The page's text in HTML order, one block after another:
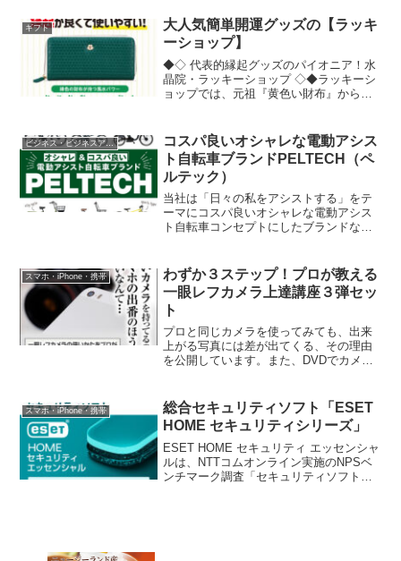
業・開業を応援いたします！ゴルフボー
ルにスタンプが押せる「マイボールスタ
ンプ」も人気です！
ギフト
大人気簡単開運グッズの【ラッキ
ーショップ】
◆◇ 代表的縁起グッズのパイオニア！水
晶院・ラッキーショップ ◇◆ラッキーシ
ョップでは、元祖『黄色い財布』から最
で、金運・財運・開運にまつわる縁起商
品を幅広く企画・販売しています。有名
風水師や専門家が監修する確かな商品力
と、口コミ・体験談による信頼感で、多
くのお客様にご支持いただいています。
ビジネス・ビジネスアイテム
コスパ良いオシャレな電動アシス
ト自転車ブランドPELTECH（ペ
ルテック）
当社は「日々の私をアシストする」をテ
ーマにコスパ良いオシャレな電動アシス
ト自転車コンセプトにしたブランドなり
持てる技術を自転車に注ぐことをこのブ
ランド名で示しています。
スマホ・iPhone・携帯
わずか３ステップ！プロが教える
一眼レフカメラ上達講座３弾セッ
ト
プロと同じカメラを使ってみても、出来
上がる写真には差が出てくる、その理由
を公開しています。また、DVDでカメラ
ご年配の方にも人気です。
スマホ・iPhone・携帯
総合セキュリティソフト「ESET
HOME セキュリティシリーズ」
ESET HOME セキュリティ エッセンシャ
ルは、NTTコムオンライン実施のNPSベ
ンチマーク調査「セキュリティソフト」